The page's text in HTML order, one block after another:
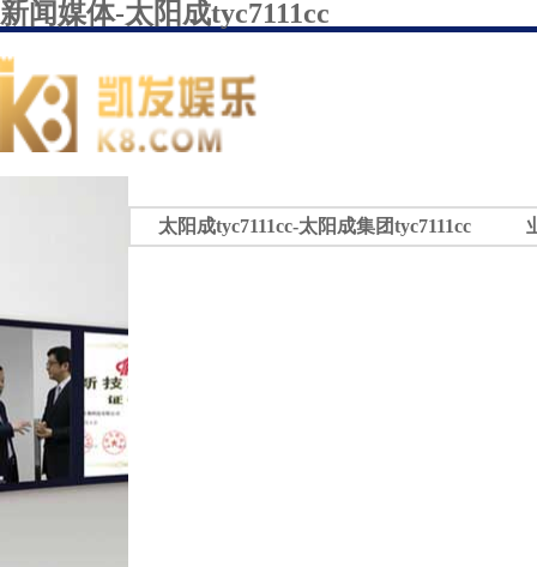
新闻媒体-太阳成tyc7111cc
太阳成tyc7111cc-太阳成集团tyc7111cc